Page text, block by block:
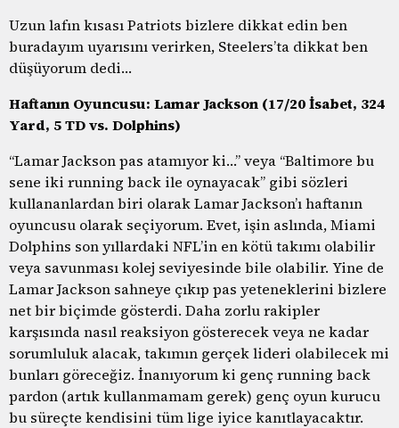
Uzun lafın kısası Patriots bizlere dikkat edin ben
buradayım uyarısını verirken, Steelers’ta dikkat ben
düşüyorum dedi…
Haftanın Oyuncusu: Lamar Jackson (17/20 İsabet, 324
Yard, 5 TD vs. Dolphins)
“Lamar Jackson pas atamıyor ki…” veya “Baltimore bu
sene iki running back ile oynayacak” gibi sözleri
kullananlardan biri olarak Lamar Jackson’ı haftanın
oyuncusu olarak seçiyorum. Evet, işin aslında, Miami
Dolphins son yıllardaki NFL’in en kötü takımı olabilir
veya savunması kolej seviyesinde bile olabilir. Yine de
Lamar Jackson sahneye çıkıp pas yeteneklerini bizlere
net bir biçimde gösterdi. Daha zorlu rakipler
karşısında nasıl reaksiyon gösterecek veya ne kadar
sorumluluk alacak, takımın gerçek lideri olabilecek mi
bunları göreceğiz. İnanıyorum ki genç running back
pardon (artık kullanmamam gerek) genç oyun kurucu
bu süreçte kendisini tüm lige iyice kanıtlayacaktır.